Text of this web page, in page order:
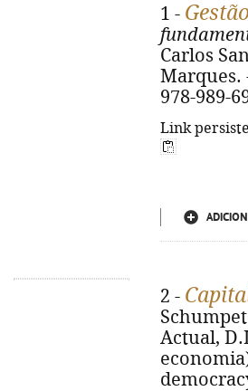
1 -
Carlos
Marques.
978-989-
Link
2 -
Actual,